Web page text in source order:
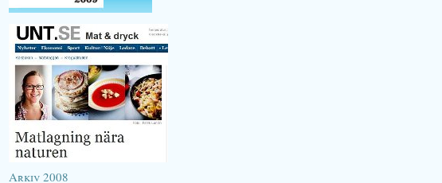
Arkiv 2008